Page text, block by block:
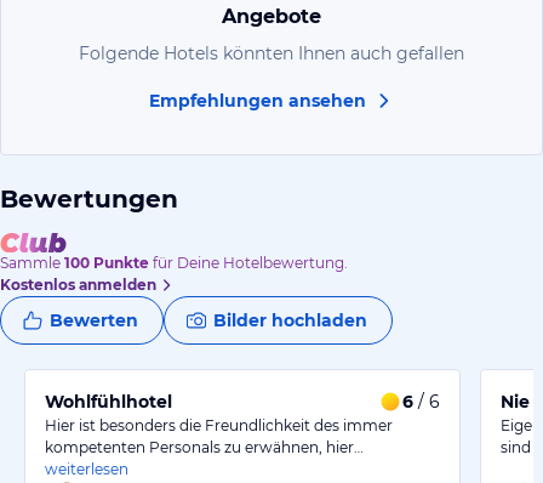
Angebote
Folgende Hotels könnten Ihnen auch gefallen
Empfehlungen ansehen
Bewertungen
Sammle 100 Punkte für Deine Hotelbewertung.
Kostenlos anmelden
Bewerten Bilder hochladen
Wohlfühlhotel 6 / 6
Hier ist besonders die Freundlichkeit des immer
kompetenten Personals zu erwähnen, hier…
weiterlesen
Nie
sind